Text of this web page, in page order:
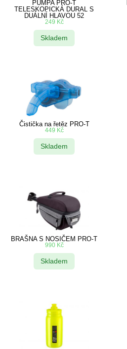
PUMPA PRO-T
TELESKOPICKÁ DURAL S
DUÁLNÍ HLAVOU 52
249 Kč
Skladem
Čistička na řetěz PRO-T
449 Kč
Skladem
BRAŠNA S NOSIČEM PRO-T
990 Kč
Skladem